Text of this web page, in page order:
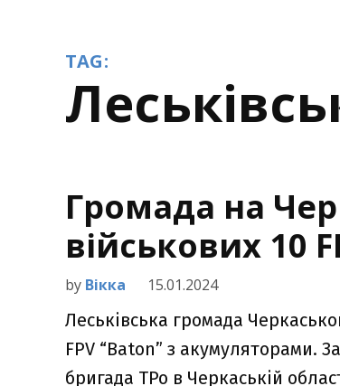
TAG:
Громада на
військових 10
by Вікка 15.01.2024
Леськівська громада
FPV “Baton” з акумуляторами.
бригада ТРо в Черкаській